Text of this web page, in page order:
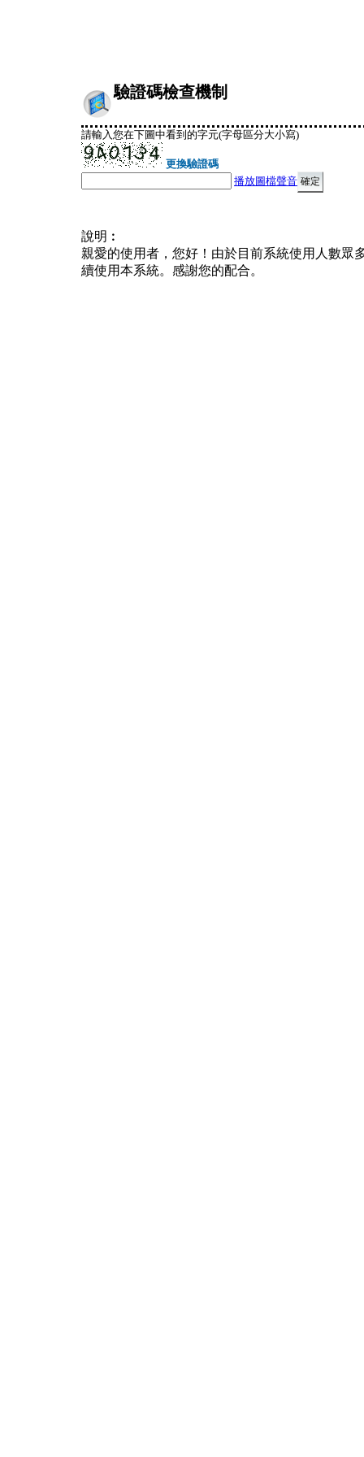
驗證碼檢查機制
請輸入您在下圖中看到的字元(字母區分大小寫)
更換驗證碼
播放圖檔聲音
說明︰
親愛的使用者，您好！由於目前系統使用人數眾
續使用本系統。感謝您的配合。